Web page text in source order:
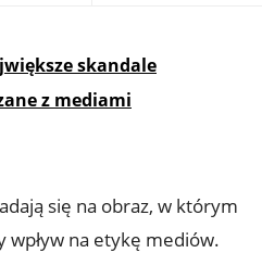
skandale
z mediami
się na obraz, w którym
na etykę mediów.